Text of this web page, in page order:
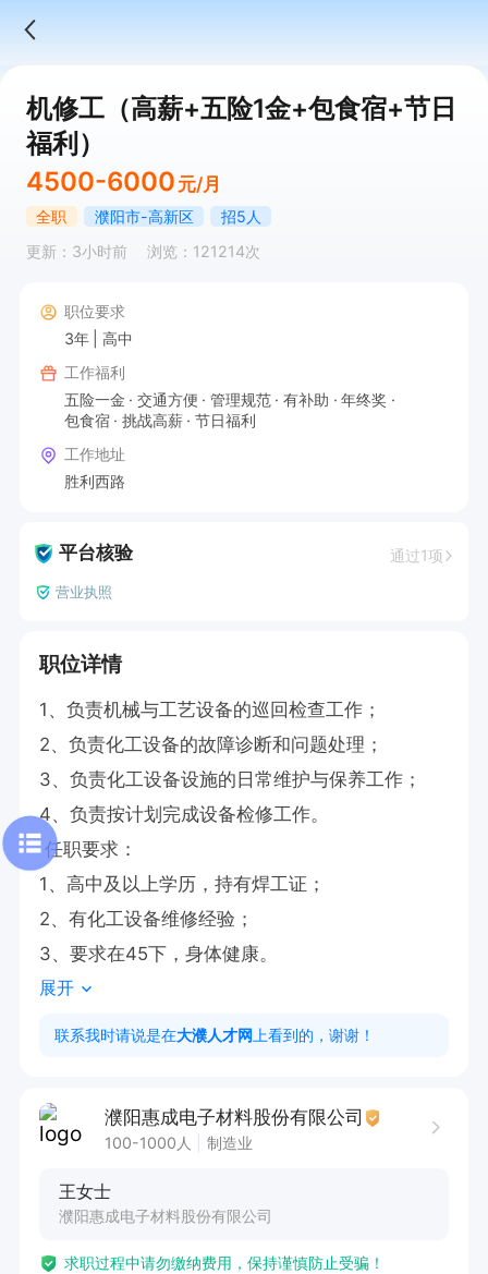
机修工（高薪+五险1金+包食宿+节日
福利）
4500-6000 元/月
全职 濮阳市-高新区
招5人
更新：3小时前
浏览：121214次
职位要求
3年
高中
工作福利
五险一金
交通方便 管理规范 有补助
年终奖
包食宿
挑战高薪
节日福利
工作地址
胜利西路
平台核验 通过1项
营业执照
职位详情
1、负责机械与工艺设备的巡回检查工作；
2、负责化工设备的故障诊断和问题处理；
3、负责化工设备设施的日常维护与保养工作；
4、负责按计划完成设备检修工作。
任职要求：
1、高中及以上学历，持有焊工证；
2、有化工设备维修经验；
3、要求在45下，身体健康。
展开
联系我时请说是在大濮人才网 上看到的，谢谢！
濮阳惠成电子材料股份有限公司
100-1000人 制造业
王女士
濮阳惠成电子材料股份有限公司
求职过程中请勿缴纳费用，保持谨慎防止受骗！